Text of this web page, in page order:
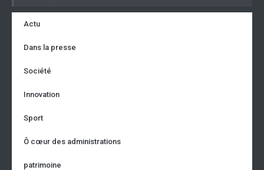
Actu
Dans la presse
Société
Innovation
Sport
Ô cœur des administrations
patrimoine